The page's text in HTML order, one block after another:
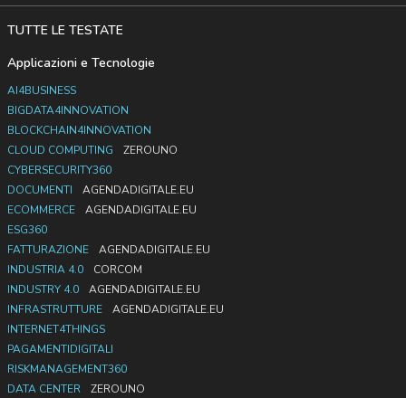
TUTTE LE TESTATE
Applicazioni e Tecnologie
AI4BUSINESS
BIGDATA4INNOVATION
BLOCKCHAIN4INNOVATION
CLOUD COMPUTING
ZEROUNO
CYBERSECURITY360
DOCUMENTI
AGENDADIGITALE.EU
ECOMMERCE
AGENDADIGITALE.EU
ESG360
FATTURAZIONE
AGENDADIGITALE.EU
INDUSTRIA 4.0
CORCOM
INDUSTRY 4.0
AGENDADIGITALE.EU
INFRASTRUTTURE
AGENDADIGITALE.EU
INTERNET4THINGS
PAGAMENTIDIGITALI
RISKMANAGEMENT360
DATA CENTER
ZEROUNO